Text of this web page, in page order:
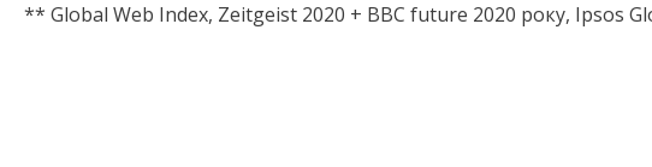
** Global Web Index, Zeitgeist 2020 + BBC future 2020 року, Ipsos